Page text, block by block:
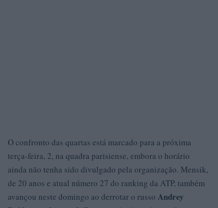
O confronto das quartas está marcado para a próxima
terça-feira, 2, na quadra parisiense, embora o horário
ainda não tenha sido divulgado pela organização. Mensik,
de 20 anos e atual número 27 do ranking da ATP, também
avançou neste domingo ao derrotar o russo Andrey